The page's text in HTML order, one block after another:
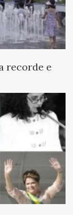
recorde e